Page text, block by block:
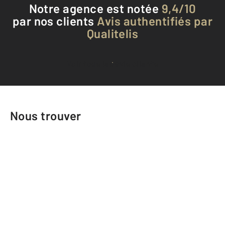
Notre agence est notée 9,4/10
par nos clients Avis authentifiés par
Qualitelis
Voir tous les avis clients
Nous trouver